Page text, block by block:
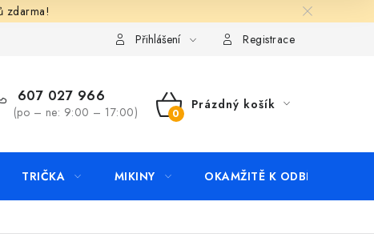
zdarma!
KontaktyPřihlášení Registrace
607 027 966
(po – ne: 9:00 – 17:00)
NÁKUPNÍ
Prázdný košík
TRIČKA MIKINY OKAMŽITĚ K ODBĚRU